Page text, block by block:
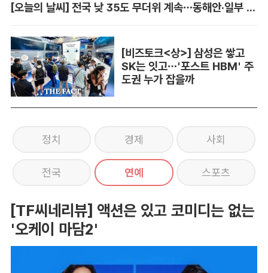
[오늘의 날씨] 전국 낮 35도 무더위 계속…동해안·일부 지역 비
[비즈토크<상>] 삼성은 쌓고
SK는 잇고…'포스트 HBM' 주
도권 누가 잡을까
정치 경제 사회
전국 연예 스포츠
[TF씨네리뷰] 액션은 있고 코미디는 없는
'오케이 마담2'